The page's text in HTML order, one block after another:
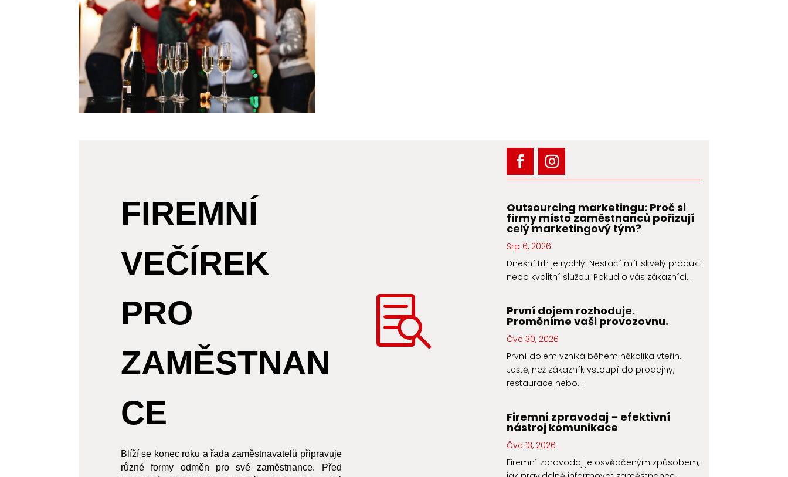
FIREMNÍ
VEČÍREK
PRO
ZAMĚSTNAN
CE
Blíží se konec roku a řada zaměstnavatelů připravuje
různé formy odměn pro své zaměstnance. Před

Outsourcing marketingu: Proč si
firmy místo zaměstnanců pořizují
celý marketingový tým?
Srp 6, 2026
Dnešní trh je rychlý. Nestačí mít skvělý produkt
nebo kvalitní službu. Pokud o vás zákazníci...
První dojem rozhoduje.
Proměníme vaši provozovnu.
Čvc 30, 2026
První dojem vzniká během několika vteřin.
Ještě, než zákazník vstoupí do prodejny,
restaurace nebo...
Firemní zpravodaj – efektivní
nástroj komunikace
Čvc 13, 2026
Firemní zpravodaj je osvědčeným způsobem,